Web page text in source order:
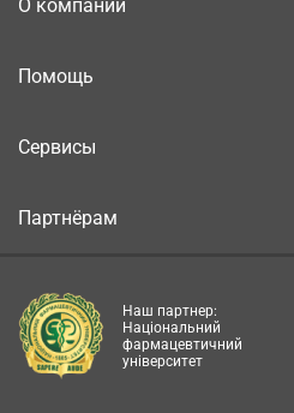
О компании
Помощь
Сервисы
Партнёрам
Наш партнер:
Національний
фармацевтичний
університет